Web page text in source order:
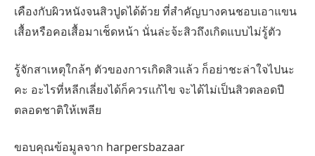
เคืองกับผิวหนังจนสิวปูดได้ด้วย ที่สำคัญบางคนชอบเอาแขน
เสื้อหรือคอเสื้อมาเช็ดหน้า นั่นล่ะจ้ะสิวถึงเกิดแบบไม่รู้ตัว
รู้จักสาเหตุใกล้ๆ ตัวของการเกิดสิวแล้ว ก็อย่าชะล่าใจไปนะ
คะ อะไรที่หลีกเลี่ยงได้ก็ควรแก้ไข จะได้ไม่เป็นสิวตลอดปี
ตลอดชาติให้เพลีย
ขอบคุณข้อมูลจาก harpersbazaar